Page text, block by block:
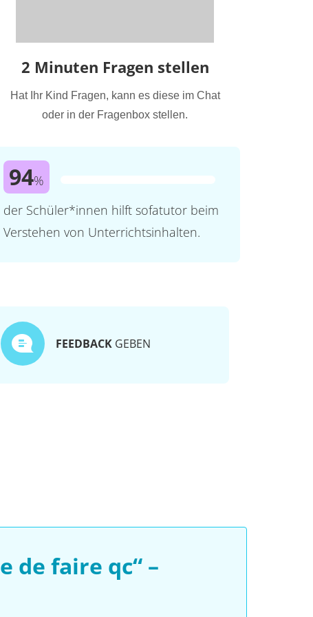
2 Minuten Fragen stellen
Hat Ihr Kind Fragen, kann es diese im Chat
oder in der Fragenbox stellen.
94%
der Schüler*innen hilft sofatutor beim
Verstehen von Unterrichtsinhalten.
FEEDBACK GEBEN
de faire qc“ –